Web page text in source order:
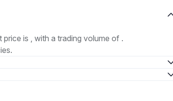
is , with a trading volume of .